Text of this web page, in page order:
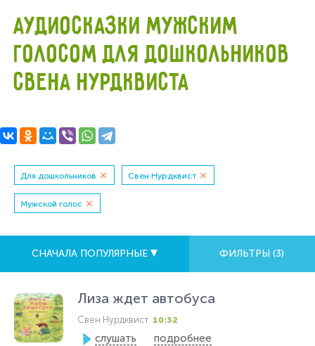
АУДИОСКАЗКИ МУЖСКИМ
ГОЛОСОМ ДЛЯ ДОШКОЛЬНИКОВ
СВЕНА НУРДКВИСТА
Для дошкольников Свен Нурдквист
Мужской голос
СНАЧАЛА ПОПУЛЯРНЫЕ ФИЛЬТРЫ (3)
Лиза ждет автобуса
Свен Нурдквист 10:32
слушать подробнее